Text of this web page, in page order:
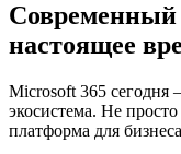
Современный
настоящее
Microsoft 365 сегодня
экосистема. Не
платформа для